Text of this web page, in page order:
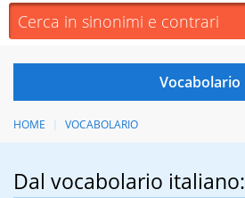
HOME VOCABOLARIO
Dal vocabolario italiano: